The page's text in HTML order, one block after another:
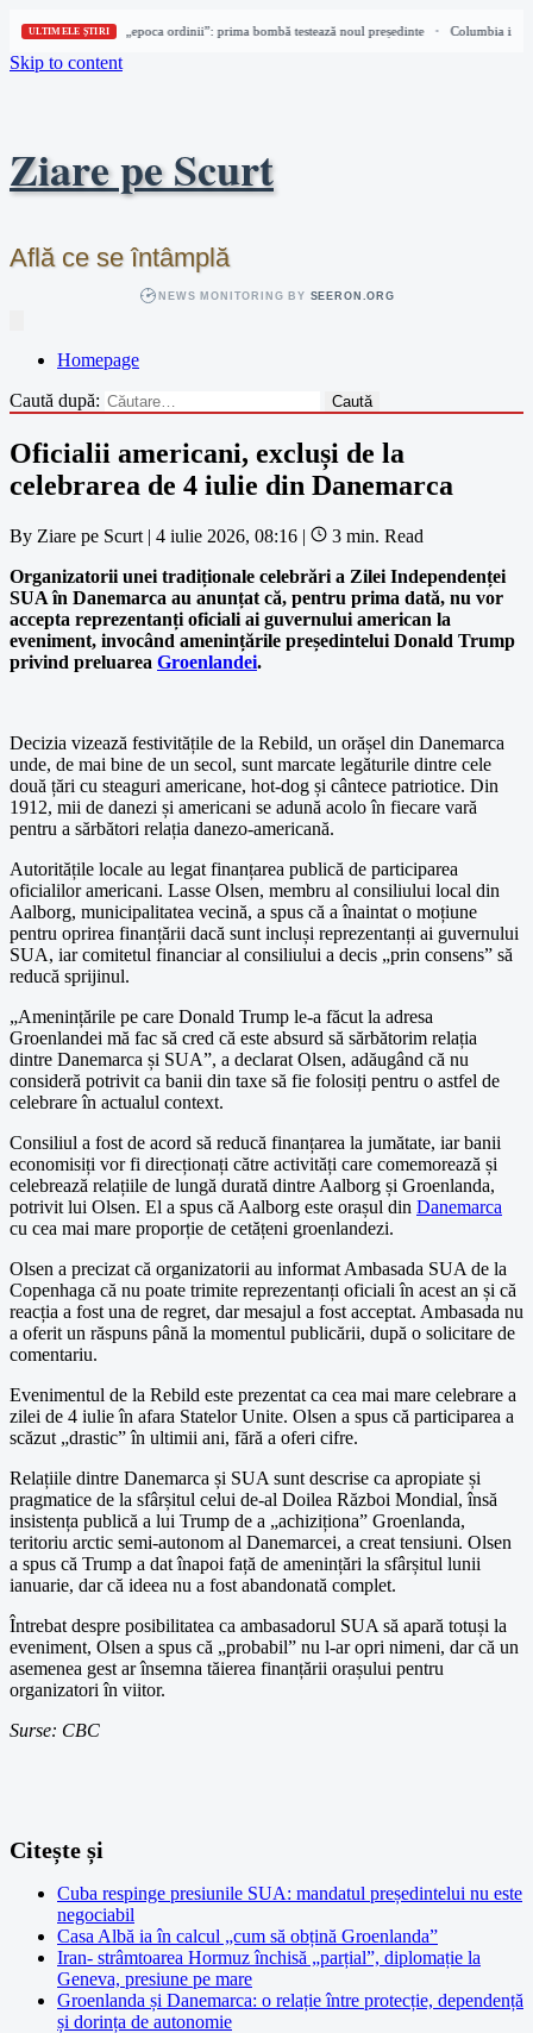
ULTIMELE ȘTIRI
Columbia intră în „epoca ordinii”: prima bombă testează noul președinte Columbia intră
Skip to content
Ziare pe Scurt
Află ce se întâmplă
NEWS MONITORING BY SEERON.ORG
Homepage
Caută după:
Oficialii americani, excluși de la
celebrarea de 4 iulie din Danemarca
By Ziare pe Scurt | 4 iulie 2026, 08:16 |
3 min. Read
Organizatorii unei tradiționale celebrări a Zilei Independenței
SUA în Danemarca au anunțat că, pentru prima dată, nu vor
accepta reprezentanți oficiali ai guvernului american la
eveniment, invocând amenințările președintelui Donald Trump
privind preluarea Groenlandei.
Decizia vizează festivitățile de la Rebild, un orășel din Danemarca
unde, de mai bine de un secol, sunt marcate legăturile dintre cele
două țări cu steaguri americane, hot-dog și cântece patriotice. Din
1912, mii de danezi și americani se adună acolo în fiecare vară
pentru a sărbători relația danezo-americană.
Autoritățile locale au legat finanțarea publică de participarea
oficialilor americani. Lasse Olsen, membru al consiliului local din
Aalborg, municipalitatea vecină, a spus că a înaintat o moțiune
pentru oprirea finanțării dacă sunt incluși reprezentanți ai guvernului
SUA, iar comitetul financiar al consiliului a decis „prin consens” să
reducă sprijinul.
„Amenințările pe care Donald Trump le-a făcut la adresa
Groenlandei mă fac să cred că este absurd să sărbătorim relația
dintre Danemarca și SUA”, a declarat Olsen, adăugând că nu
consideră potrivit ca banii din taxe să fie folosiți pentru o astfel de
celebrare în actualul context.
Consiliul a fost de acord să reducă finanțarea la jumătate, iar banii
economisiți vor fi direcționați către activități care comemorează și
celebrează relațiile de lungă durată dintre Aalborg și Groenlanda,
potrivit lui Olsen. El a spus că Aalborg este orașul din Danemarca
cu cea mai mare proporție de cetățeni groenlandezi.
Olsen a precizat că organizatorii au informat Ambasada SUA de la
Copenhaga că nu poate trimite reprezentanți oficiali în acest an și că
reacția a fost una de regret, dar mesajul a fost acceptat. Ambasada nu
a oferit un răspuns până la momentul publicării, după o solicitare de
comentariu.
Evenimentul de la Rebild este prezentat ca cea mai mare celebrare a
zilei de 4 iulie în afara Statelor Unite. Olsen a spus că participarea a
scăzut „drastic” în ultimii ani, fără a oferi cifre.
Relațiile dintre Danemarca și SUA sunt descrise ca apropiate și
pragmatice de la sfârșitul celui de-al Doilea Război Mondial, însă
insistența publică a lui Trump de a „achiziționa” Groenlanda,
teritoriu arctic semi-autonom al Danemarcei, a creat tensiuni. Olsen
a spus că Trump a dat înapoi față de amenințări la sfârșitul lunii
ianuarie, dar că ideea nu a fost abandonată complet.
Întrebat despre posibilitatea ca ambasadorul SUA să apară totuși la
eveniment, Olsen a spus că „probabil” nu l-ar opri nimeni, dar că un
asemenea gest ar însemna tăierea finanțării orașului pentru
organizatori în viitor.
Surse: CBC
Citește și
Cuba respinge presiunile SUA: mandatul președintelui nu este
negociabil
Casa Albă ia în calcul „cum să obțină Groenlanda”
Iran- strâmtoarea Hormuz închisă „parțial”, diplomație la
Geneva, presiune pe mare
Groenlanda și Danemarca: o relație între protecție, dependență
și dorința de autonomie